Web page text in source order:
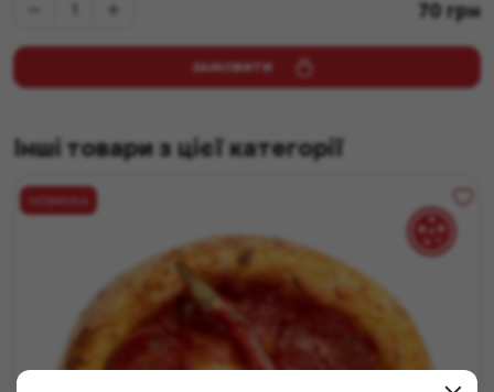
70грн
ЗАМОВИТИ
Інші товари з цієї категорії